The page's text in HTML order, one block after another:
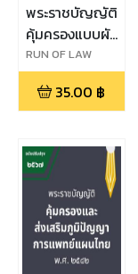
พระราชบัญญัติ
คุ้มครองแบบผัง
ภูมิของวงจร
รวม พ.ศ.
๒๕๔๓
RUN OF LAW
35.00 ฿